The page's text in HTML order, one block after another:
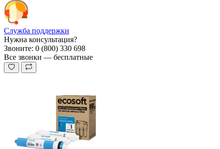
Служба поддержки
Нужна консультация?
Звоните: 0 (800) 330 698
Все звонки — бесплатные